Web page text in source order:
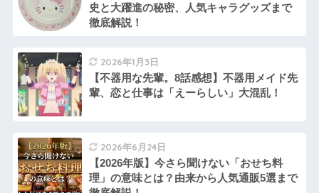
史と大躍進の秘密、人気キャラグッズまで
徹底解説！
2026年1月3日
【不器用な先輩。8話感想】不器用メイド先
輩、恋と仕事は「えーらしい」大混乱！
2026年6月24日
【2026年版】今さら聞けない「おせち料
理」の意味とは？由来から人気通販5選まで